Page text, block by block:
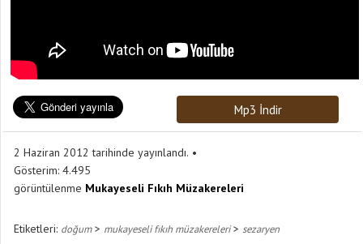
Mp3 İndir
2 Haziran 2012 tarihinde yayınlandı.
Gösterim: 4.495
görüntülenme Mukayeseli Fıkıh Müzakereleri
Etiketleri: doğum> mukayeseli fıkıh müzakereleri> sezaryen